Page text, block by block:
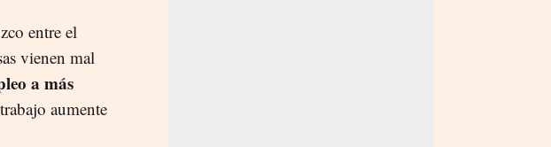
entre el
vienen mal
a más
aumente